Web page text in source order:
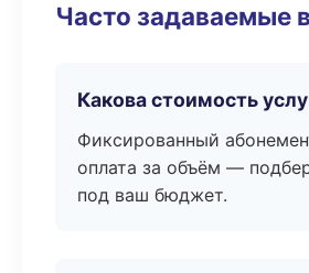
Часто задаваемые
Какова стоимость
Фиксированный
оплата за объём —
под ваш бюджет.